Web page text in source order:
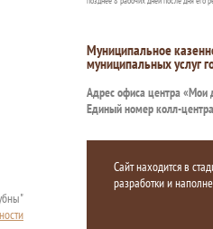
Муниципальное
муниципальных услуг
Адрес офиса центра «Мои
Единый номер колл-
Сайт находится в
разработки и